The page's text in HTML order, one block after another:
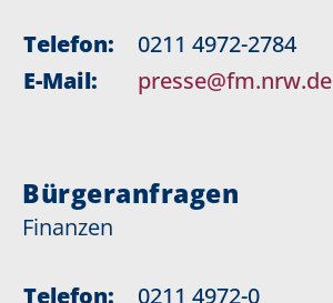
Telefon:
0211 4972-2784
E-Mail:
presse@fm.nrw.de
Bürgeranfragen
Finanzen
Telefon:
0211 4972-0